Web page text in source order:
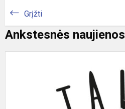
Grįžti
Ankstesnės naujienos